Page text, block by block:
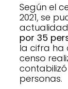
Según el
2021, se
por 35
la cifra ha
censo
personas.